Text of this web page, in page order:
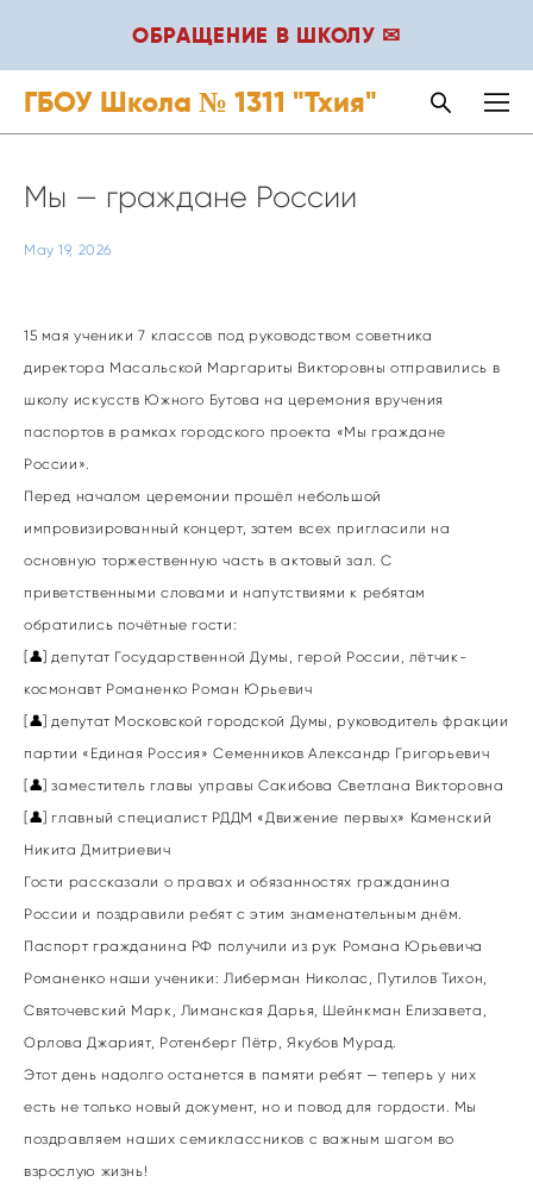
ОБРАЩЕНИЕ В ШКОЛУ ✉
ГБОУ Школа № 1311 "Тхия"
May 19, 2026
Мы — граждане России
15 мая ученики 7 классов под руководством советника
директора Масальской Маргариты Викторовны отправились в
школу искусств Южного Бутова на церемония вручения
паспортов в рамках городского проекта «Мы граждане
России».
Перед началом церемонии прошёл небольшой
импровизированный концерт, затем всех пригласили на
основную торжественную часть в актовый зал. С
приветственными словами и напутствиями к ребятам
обратились почётные гости:
[👤] депутат Государственной Думы, герой России, лётчик-
космонавт Романенко Роман Юрьевич
[👤] депутат Московской городской Думы, руководитель фракции
партии «Единая Россия» Семенников Александр Григорьевич
[👤] заместитель главы управы Сакибова Светлана Викторовна
[👤] главный специалист РДДМ «Движение первых» Каменский
Никита Дмитриевич
Гости рассказали о правах и обязанностях гражданина
России и поздравили ребят с этим знаменательным днём.
Паспорт гражданина РФ получили из рук Романа Юрьевича
Романенко наши ученики: Либерман Николас, Путилов Тихон,
Святочевский Марк, Лиманская Дарья, Шейнкман Елизавета,
Орлова Джарият, Ротенберг Пётр, Якубов Мурад.
Этот день надолго останется в памяти ребят — теперь у них
есть не только новый документ, но и повод для гордости. Мы
поздравляем наших семиклассников с важным шагом во
взрослую жизнь!